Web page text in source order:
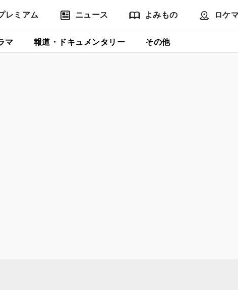
レミアム ニュース よみもの ロケ
マ 報道・ドキュメンタリー その他